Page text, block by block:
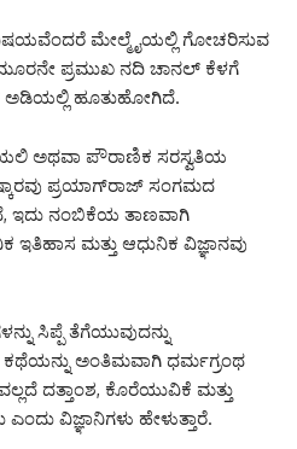
ವಿಷಯವೆಂದರೆ ಮೇಲ್ಮೈಯಲ್ಲಿ ಗೋಚರಿಸುವ
ಪ್ರಮುಖ ನದಿ ಚಾನಲ್ ಕೆಳಗೆ
ಅಡಿಯಲ್ಲಿ ಹೂತುಹೋಗಿದೆ.
ಅಥವಾ ಪೌರಾಣಿಕ ಸರಸ್ವತಿಯ
ಪ್ರಯಾಗ್‌ರಾಜ್ ಸಂಗಮದ
ಇದು ನಂಬಿಕೆಯ ತಾಣವಾಗಿ
ಇತಿಹಾಸ ಮತ್ತು ಆಧುನಿಕ ವಿಜ್ಞಾನವು
ಸಿಪ್ಪೆ ತೆಗೆಯುವುದನ್ನು
ಕಥೆಯನ್ನು ಅಂತಿಮವಾಗಿ ಧರ್ಮಗ್ರಂಥ
ದತ್ತಾಂಶ, ಕೊರೆಯುವಿಕೆ ಮತ್ತು
ವಿಜ್ಞಾನಿಗಳು ಹೇಳುತ್ತಾರೆ.